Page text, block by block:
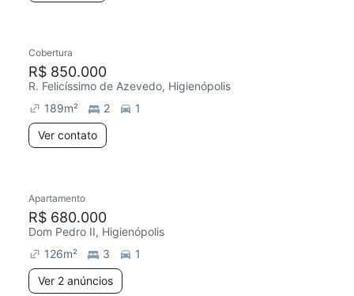
Redecorar
Cobertura
R$ 850.000
R. Felicíssimo de Azevedo, Higienópolis
189m² 2
1
Ver contato
Redecorar
Apartamento
R$ 680.000
Dom Pedro II, Higienópolis
126m² 3
1
Ver 2 anúncios